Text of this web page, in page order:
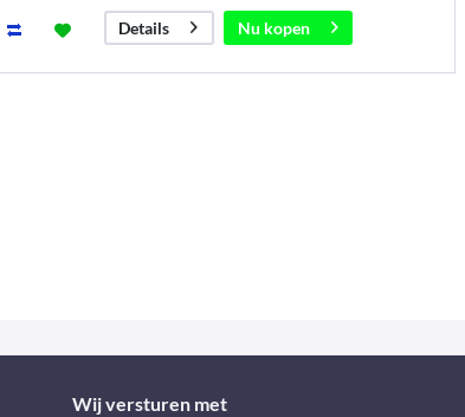
Details
Nu kopen
Wij versturen met